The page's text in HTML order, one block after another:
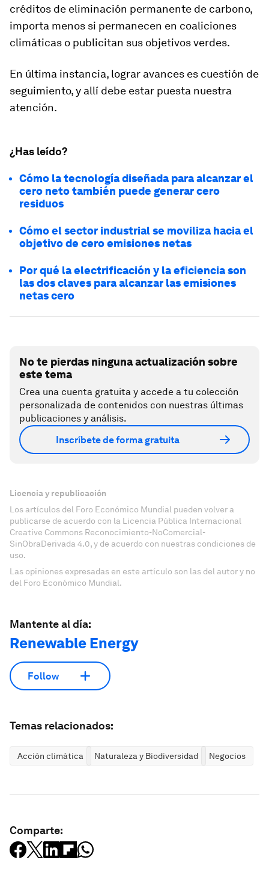
créditos de eliminación permanente de carbono,
importa menos si permanecen en coaliciones
climáticas o publicitan sus objetivos verdes.
En última instancia, lograr avances es cuestión de
seguimiento, y allí debe estar puesta nuestra
atención.
¿Has leído?
Cómo la tecnología diseñada para alcanzar el
cero neto también puede generar cero
residuos
Cómo el sector industrial se moviliza hacia el
objetivo de cero emisiones netas
Por qué la electrificación y la eficiencia son
las dos claves para alcanzar las emisiones
netas cero
No te pierdas ninguna actualización sobre
este tema
Crea una cuenta gratuita y accede a tu colección
personalizada de contenidos con nuestras últimas
publicaciones y análisis.
Inscríbete de forma gratuita
Licencia y republicación
Los artículos del Foro Económico Mundial pueden volver a
publicarse de acuerdo con la Licencia Pública Internacional
Creative Commons Reconocimiento-NoComercial-
SinObraDerivada 4.0, y de acuerdo con nuestras condiciones de
uso.
Las opiniones expresadas en este artículo son las del autor y no
del Foro Económico Mundial.
Mantente al día:
Renewable Energy
Follow
Temas relacionados:
Acción climática Naturaleza y Biodiversidad Negocios
Comparte: